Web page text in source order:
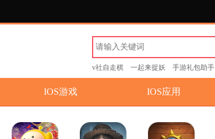
v社自走棋 一起来捉妖 手游礼包助手
IOS游戏 IOS应用